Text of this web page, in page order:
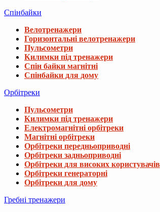
Спінбайки
Велотренажери
Горизонтальні велотренажери
Пульсометри
Килимки під тренажери
Спін байки магнітні
Спінбайки для дому
Орбітреки
Пульсометри
Килимки під тренажери
Електромагнітні орбітреки
Магнітні орбітреки
Орбітреки передньоприводні
Орбітреки задньоприводні
Орбітреки для високих користувачів
Орбітреки генераторні
Орбітреки для дому
Гребні тренажери